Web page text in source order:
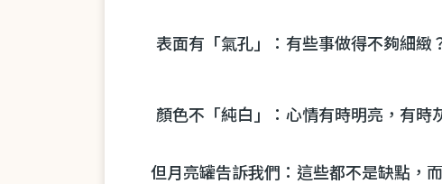
表面有「氣孔」：有些事做得不夠細緻
顏色不「純白」：心情有時明亮，有時
但月亮罐告訴我們：這些都不是缺點，